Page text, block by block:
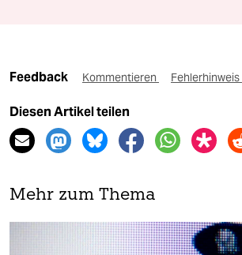
Feedback Kommentieren Fehlerhinweis
Diesen Artikel teilen
Mehr zum Thema